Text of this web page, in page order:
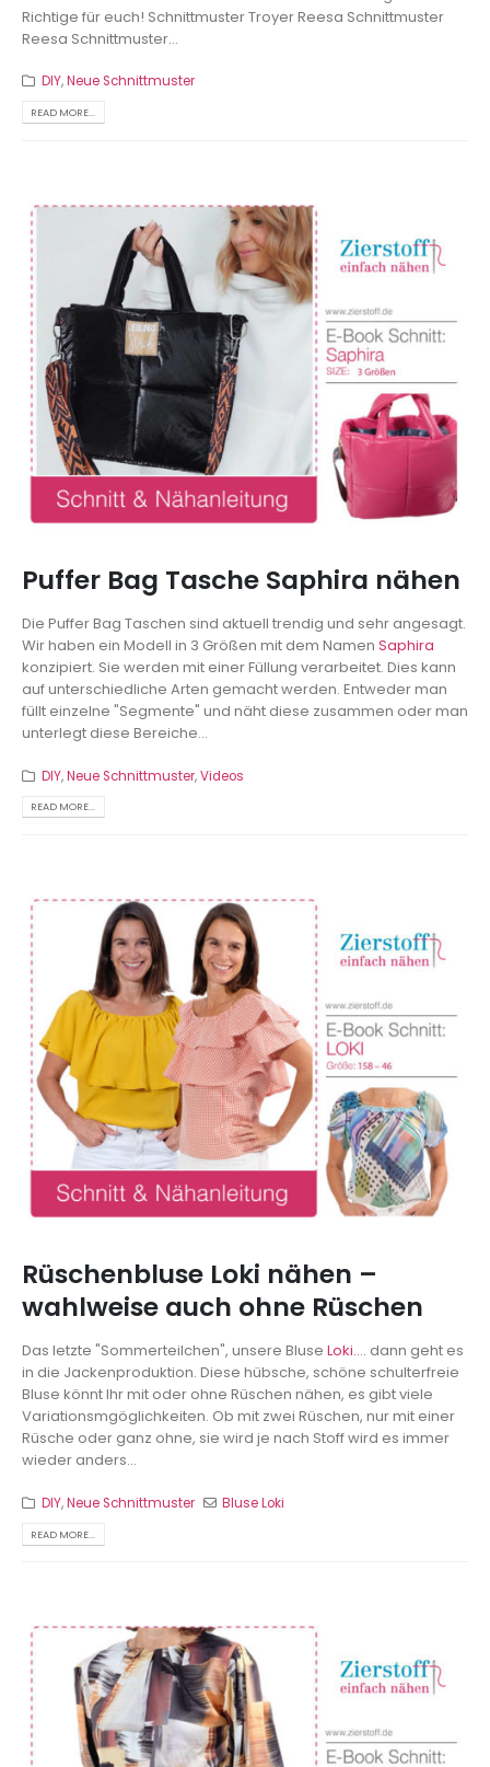
Richtige für euch! Schnittmuster Troyer Reesa Schnittmuster
Reesa Schnittmuster...
DIY,Neue Schnittmuster
READ MORE...
Puffer Bag Tasche Saphira nähen
Die Puffer Bag Taschen sind aktuell trendig und sehr angesagt.
Wir haben ein Modell in 3 Größen mit dem Namen Saphira
konzipiert. Sie werden mit einer Füllung verarbeitet. Dies kann
auf unterschiedliche Arten gemacht werden. Entweder man
füllt einzelne "Segmente" und näht diese zusammen oder man
unterlegt diese Bereiche...
DIY,Neue Schnittmuster,Videos
READ MORE...
Rüschenbluse Loki nähen –
wahlweise auch ohne Rüschen
Das letzte "Sommerteilchen", unsere Bluse Loki.... dann geht es
in die Jackenproduktion. Diese hübsche, schöne schulterfreie
Bluse könnt Ihr mit oder ohne Rüschen nähen, es gibt viele
Variationsmgöglichkeiten. Ob mit zwei Rüschen, nur mit einer
Rüsche oder ganz ohne, sie wird je nach Stoff wird es immer
wieder anders...
DIY,Neue Schnittmuster Bluse Loki
READ MORE...